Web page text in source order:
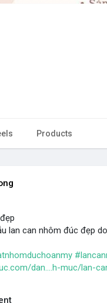
Products
lan can nhôm đúc đẹp
dan....h-muc/lan-